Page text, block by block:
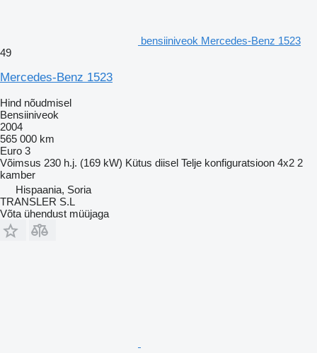
bensiiniveok Mercedes-Benz 1523
49
Mercedes-Benz 1523
Hind nõudmisel
Bensiiniveok
2004
565 000 km
Euro 3
Võimsus 230 h.j. (169 kW) Kütus diisel Telje konfiguratsioon 4x2 2
kamber
Hispaania, Soria
TRANSLER S.L
Võta ühendust müüjaga